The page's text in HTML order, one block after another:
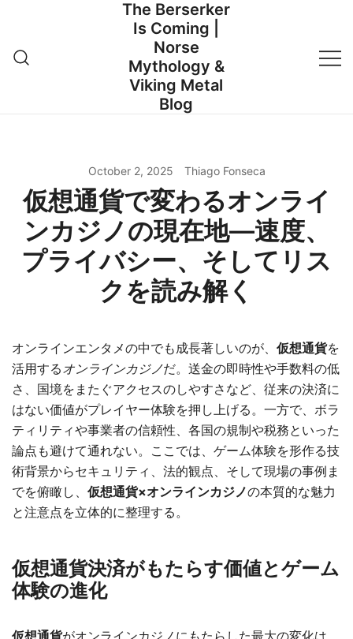
content
The Berserker
Is Coming |
Norse
Mythology &
Viking Metal
Blog
October 2, 2025 Thiago Fonseca
仮想通貨で変わるオンライ
ンカジノの現在地—速度、
プライバシー、そしてリス
クを読み解く
オンラインエンタメの中でも成長著しいのが、 仮想通貨を
活用するオンラインカジノだ。送金の即時性や手数料の低
さ、国境をまたぐアクセスのしやすさなど、従来の決済に
はない価値がプレイヤー体験を押し上げる。一方で、ボラ
ティリティや事業者の信頼性、各国の規制や税務といった
論点も避けて通れない。ここでは、ゲーム体験を形作る技
術背景からセキュリティ、法的観点、そして現場の事例ま
でを俯瞰し、 仮想通貨×オンラインカジノの本質的な魅力
と注意点を立体的に整理する。
仮想通貨決済がもたらす価値とゲーム
体験の進化
仮想通貨がオンラインカジノにもたらした最大の変化は、